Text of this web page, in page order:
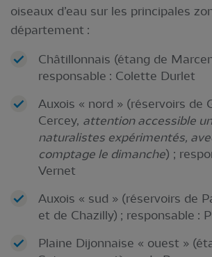
oiseaux d’eau sur les principales
département :
Châtillonnais (étang de
responsable : Colette Durlet
Auxois « nord » (réservoirs de
Cercey, attention accessible
naturalistes expérimentés,
comptage le dimanche) ;
Vernet
Auxois « sud » (réservoirs de
et de Chazilly) ; responsable :
Plaine Dijonnaise « ouest »